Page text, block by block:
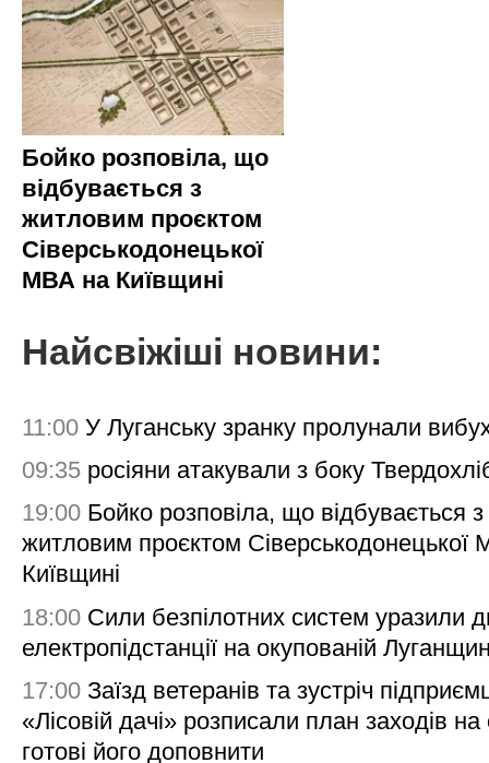
Бойко розповіла, що
відбувається з
житловим проєктом
Сіверськодонецької
МВА на Київщині
Найсвіжіші новини:
11:00 У Луганську зранку пролунали
09:35 росіяни атакували з боку
19:00 Бойко розповіла, що відбувається з
житловим проєктом Сіверськодонецької
Київщині
18:00 Сили безпілотних систем уразили
електропідстанції на окупованій
17:00 Заїзд ветеранів та зустріч
«Лісовій дачі» розписали план заходів на
готові його доповнити